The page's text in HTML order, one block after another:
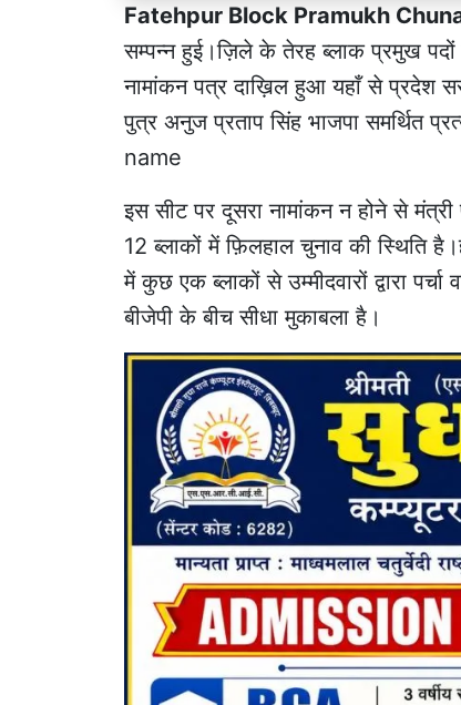
Fatehpur Block Pramukh
सम्पन्न हुई।ज़िले के तेरह ब्लाक प्रमुख
नामांकन पत्र दाख़िल हुआ यहाँ से प्रदेश
पुत्र अनुज प्रताप सिंह भाजपा
name
इस सीट पर दूसरा नामांकन न होने से मंत्री
12 ब्लाकों में फ़िलहाल चुनाव की स्थिति
में कुछ एक ब्लाकों से उम्मीदवारों द्वारा
बीजेपी के बीच सीधा मुकाबला है।